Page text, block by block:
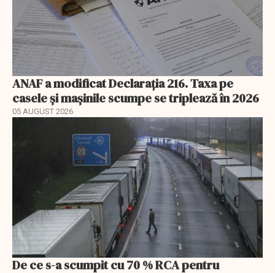
ANAF a modificat Declarația 216. Taxa pe
casele și mașinile scumpe se triplează în 2026
05 AUGUST 2026
De ce s-a scumpit cu 70 % RCA pentru